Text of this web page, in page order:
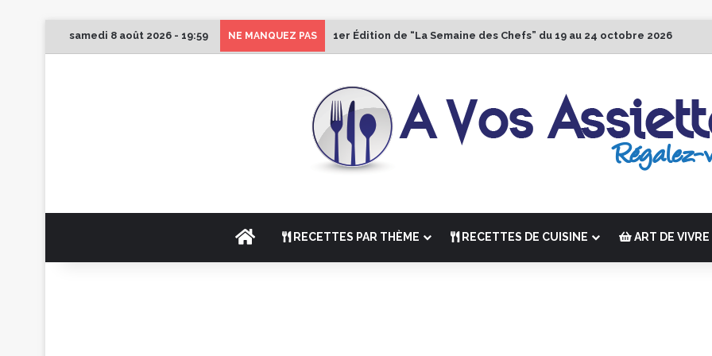
samedi 8 août 2026 - 19:59 NE MANQUEZ PAS 1er Édition de “La Semaine des Chefs” du 19 au 24 octobre 2026
ACCUEILRECETTES PAR THÈME RECETTES DE CUISINE ART DE VIVRE